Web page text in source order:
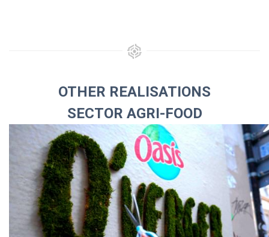
OTHER REALISATIONS
SECTOR AGRI-FOOD